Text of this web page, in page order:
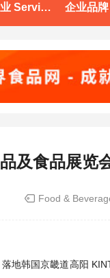
食品产业 Services 企业品
及食品展
Food &
落地韩国京畿道高阳